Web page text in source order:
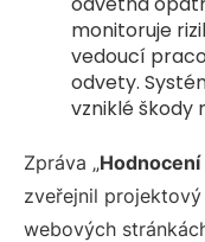
monitoruje
vedoucí
odvety.
vzniklé škody
Zpráva „
zveřejnil
webových